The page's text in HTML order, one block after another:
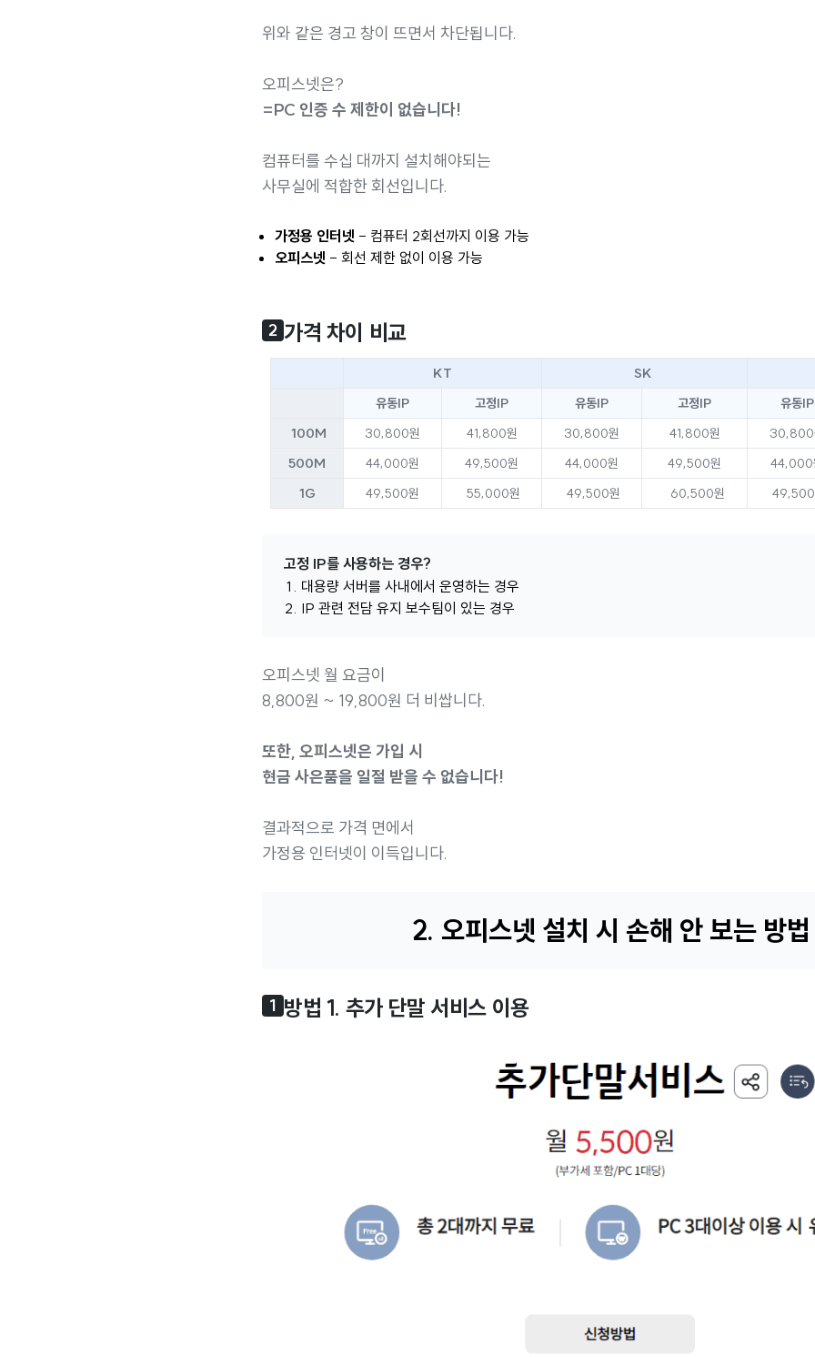
위와 같은 경고 창이 뜨면서 차단됩니다.
오피스넷은?
=PC 인증 수 제한이 없습니다!
컴퓨터를 수십 대까지 설치해야되는
사무실에 적합한 회선입니다.
가정용 인터넷 - 컴퓨터 2회선까지 이용 가능
오피스넷 - 회선 제한 없이 이용 가능
2 가격 차이 비교
KT
SK
유동IP
고정IP 유동IP 고정IP
유동IP
100M
30,800원 41,800원 30,800원 41,800원
30,800
500M
44,000원 49,500원 44,000원 49,500원
44,000
1G
49,500원 55,000원 49,500원 60,500원
고정 IP를 사용하는 경우?
대용량 서버를 사내에서 운영하는 경우
IP 관련 전담 유지 보수팀이 있는 경우
오피스넷 월 요금이
8,800원 ~ 19,800원 더 비쌉니다.
또한, 오피스넷은 가입 시
현금 사은품을 일절 받을 수 없습니다!
결과적으로 가격 면에서
가정용 인터넷이 이득입니다.
2. 오피스넷 설치 시 손해 안 보는 방법
1 방법 1. 추가 단말 서비스 이용